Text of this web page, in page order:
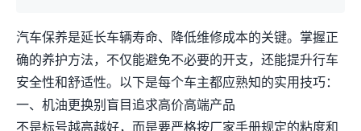
汽车保养是延长车辆寿命、降低维修成本的关键。掌握正
确的养护方法，不仅能避免不必要的开支，还能提升行车
安全性和舒适性。以下是每个车主都应熟知的实用技巧：
一、机油更换别盲目追求高价高端产品
不是标号越高越好，而是要严格按厂家手册规定的粘度和